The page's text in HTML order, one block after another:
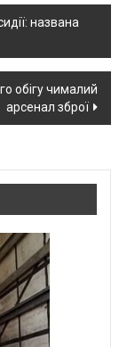
названа
обігу чималий
арсенал зброї